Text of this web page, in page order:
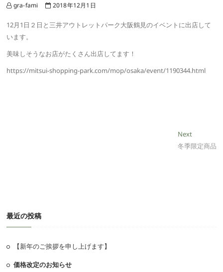
gra-fami 2018年12月1日
12月1日２日と三井アウトレットパーク大阪鶴見のイベントに出店して
います。
美味しそうなお店がたくさん出店してます！
https://mitsui-shopping-park.com/mop/osaka/event/1190344.html
ー
シ
ョ
ン
NextNext
post:
冬季限定商品
最近の投稿
【新年のご挨拶を申し上げます】
価格改定のお知らせ